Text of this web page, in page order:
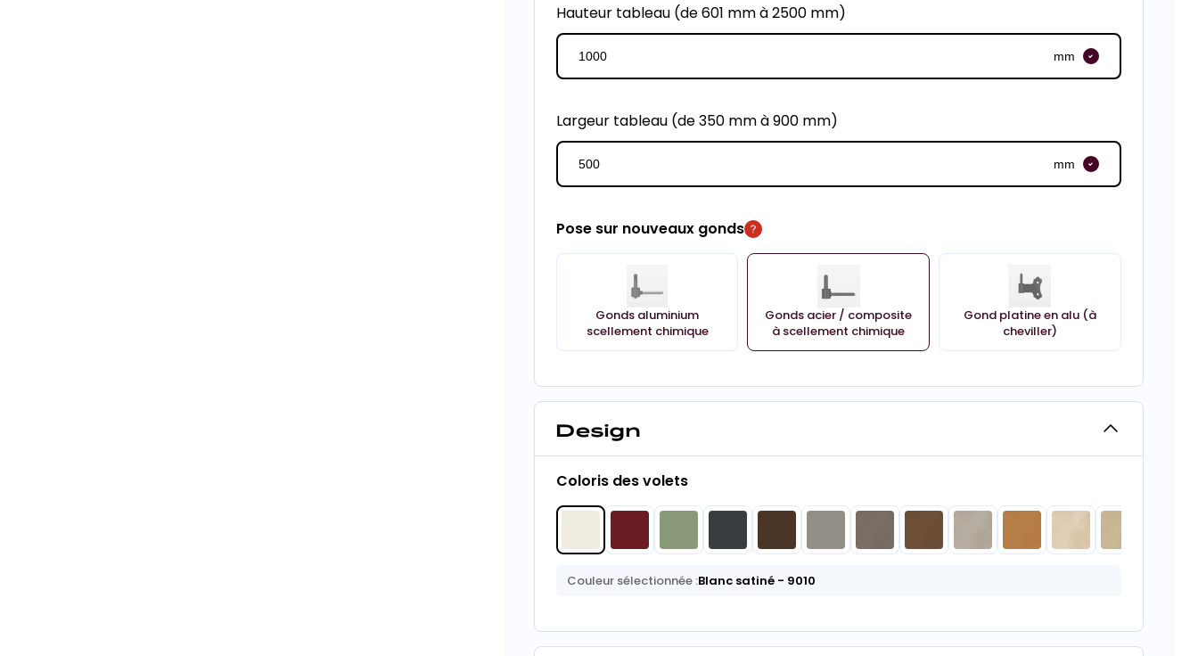
Hauteur tableau (de 601 mm à 2500 mm)
mm
Largeur tableau (de 350 mm à 900 mm)
mm
Pose sur nouveaux gonds
Gonds aluminium
scellement chimique
Gonds acier / composite
à scellement chimique
Gond platine en alu (à
cheviller)
Design
Coloris des volets
Couleur sélectionnée :Blanc satiné- 9010